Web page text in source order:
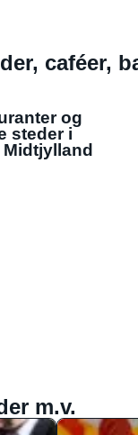
caféer,
og
steder i
Midtjylland
m.v.